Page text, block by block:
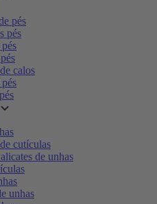
pés
pés
calos
cutículas
de unhas
unhas